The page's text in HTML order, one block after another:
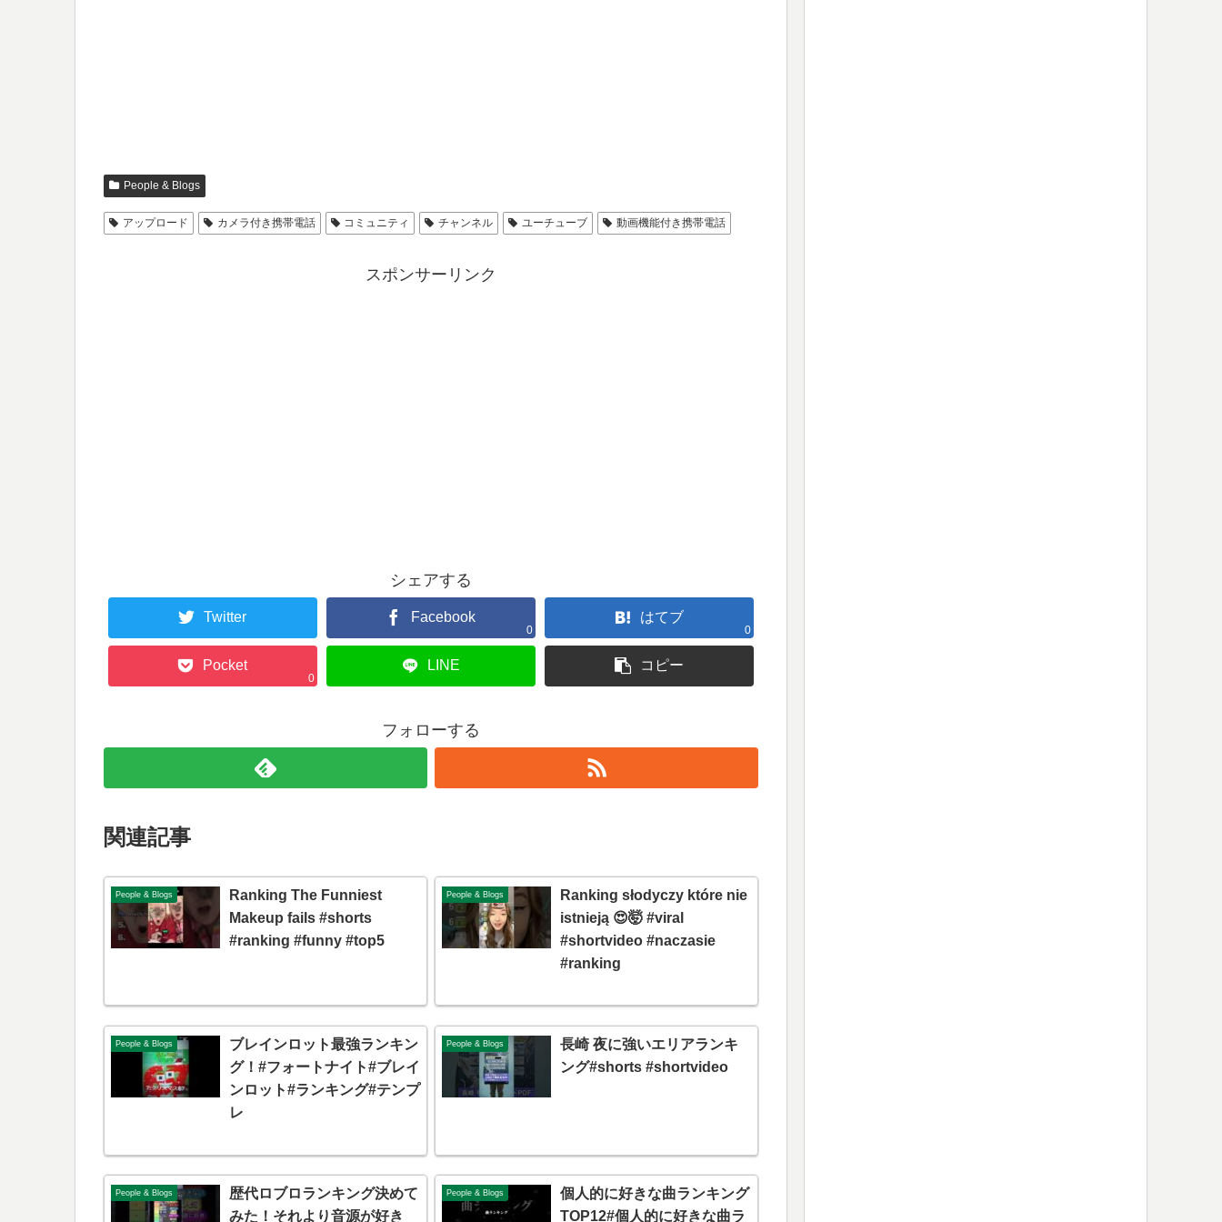
People & Blogs
アップロード カメラ付き携帯電話 コミュニティ チャンネル ユーチューブ 動画機能付き携帯電話
スポンサーリンク
シェアする
Twitter Facebook
0
はてブ
0
Pocket
0
LINE コピー
フォローする
関連記事
People & Blogs
Ranking The Funniest
Makeup fails #shorts
#ranking #funny #top5
People & Blogs
Ranking słodyczy które nie
istnieją 😍🤯 #viral
#shortvideo #naczasie
#ranking
People & Blogs
ブレインロット最強ランキン
グ！#フォートナイト#ブレイ
ンロット#ランキング#テンプ
レ
People & Blogs
長崎 夜に強いエリアランキ
ング#shorts #shortvideo
People & Blogs
歴代ロブロランキング決めて
みた！それより音源が好き
People & Blogs
個人的に好きな曲ランキング
TOP12#個人的に好きな曲ラ